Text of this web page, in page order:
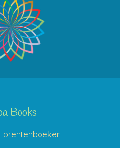
Books
prentenboeken